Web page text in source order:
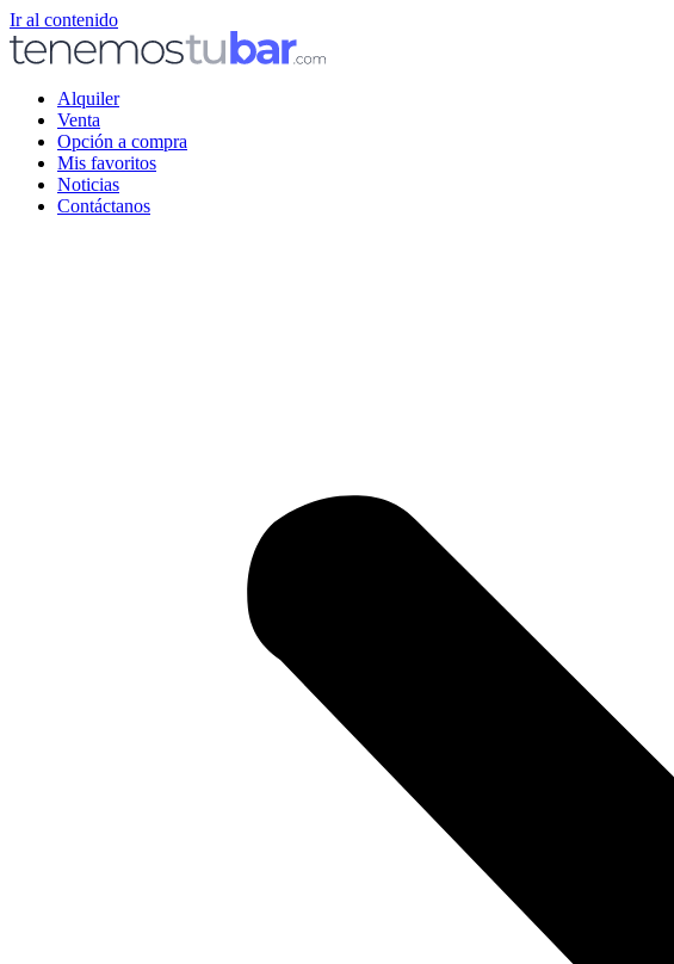
Ir al contenido
Alquiler
Venta
Opción a compra
Mis favoritos
Noticias
Contáctanos